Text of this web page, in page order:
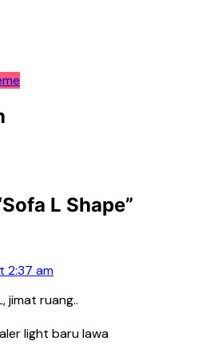
me
Sofa L Shape”
2:37 am
jimat ruang..
light baru lawa